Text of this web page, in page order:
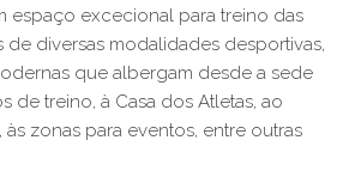
espaço excecional para treino das
de diversas modalidades desportivas,
que albergam desde a sede
de treino, à Casa dos Atletas, ao
zonas para eventos, entre outras